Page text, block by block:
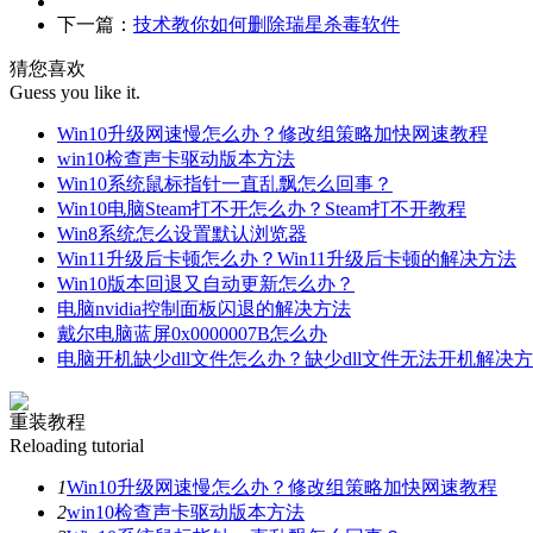
下一篇： 技术教你如何删除瑞星杀毒软件
猜您喜欢
Guess you like it.
Win10升级网速慢怎么办？修改组策略加快网速教程
win10检查声卡驱动版本方法
Win10系统鼠标指针一直乱飘怎么回事？
Win10电脑Steam打不开怎么办？Steam打不开教程
Win8系统怎么设置默认浏览器
Win11升级后卡顿怎么办？Win11升级后卡顿的解决方法
Win10版本回退又自动更新怎么办？
电脑nvidia控制面板闪退的解决方法
戴尔电脑蓝屏0x0000007B怎么办
电脑开机缺少dll文件怎么办？缺少dll文件无法开机解决
重装教程
Reloading tutorial
1Win10升级网速慢怎么办？修改组策略加快网速教程
2win10检查声卡驱动版本方法